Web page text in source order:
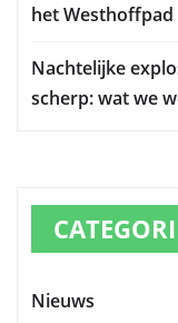
het
Nachtelijke
scherp: wat we
Nieuws